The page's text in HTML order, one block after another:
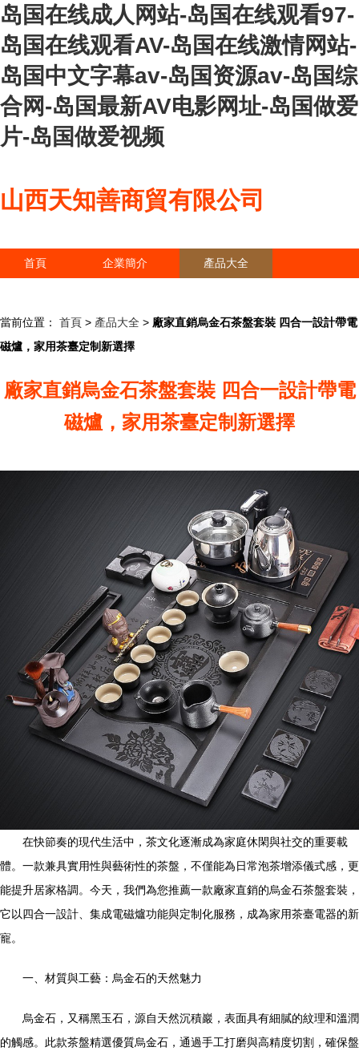
岛国在线成人网站-岛国在线观看97-
岛国在线观看AV-岛国在线激情网站-
岛国中文字幕av-岛国资源av-岛国综
合网-岛国最新AV电影网址-岛国做爱
片-岛国做爱视频
山西天知善商貿有限公司
首頁 企業簡介 產品大全
當前位置： 首頁 > 產品大全 > 廠家直銷烏金石茶盤套裝 四合一設計帶電
磁爐，家用茶臺定制新選擇
廠家直銷烏金石茶盤套裝 四合一設計帶電
磁爐，家用茶臺定制新選擇
在快節奏的現代生活中，茶文化逐漸成為家庭休閑與社交的重要載
體。一款兼具實用性與藝術性的茶盤，不僅能為日常泡茶增添儀式感，更
能提升居家格調。今天，我們為您推薦一款廠家直銷的烏金石茶盤套裝，
它以四合一設計、集成電磁爐功能與定制化服務，成為家用茶臺電器的新
寵。
一、材質與工藝：烏金石的天然魅力
烏金石，又稱黑玉石，源自天然沉積巖，表面具有細膩的紋理和溫潤
的觸感。此款茶盤精選優質烏金石，通過手工打磨與高精度切割，確保盤